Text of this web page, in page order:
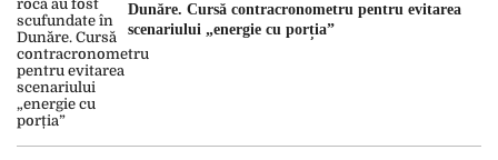
Dunăre. Cursă contracronometru pentru evitarea
scenariului „energie cu porția”